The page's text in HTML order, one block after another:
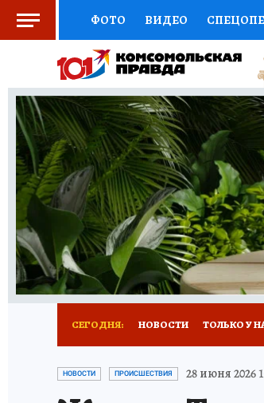
ФОТО ВИДЕО
СОЦПОДДЕРЖКА НАУКА
ВЫБОР ЭКСПЕРТОВ
КНИЖНАЯ ПОЛКА
ПРЕСС-ЦЕНТР
РАДИО КП РЕКЛАМА
СЕГОДНЯ: НОВОСТИ ТОЛЬКО У
ТЕРРИТОРИЯ ДОБРА
НОВОСТИ ПРОИСШЕСТВИЯ 28 июня 2026